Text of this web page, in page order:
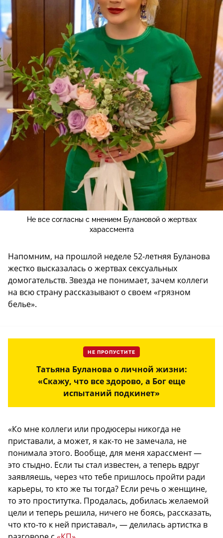
Не все согласны с мнением Булановой о жертвах
харассмента
Напомним, на прошлой неделе 52-летняя Буланова
жестко высказалась о жертвах сексуальных
домогательств. Звезда не понимает, зачем коллеги
на всю страну рассказывают о своем «грязном
белье».
НЕ ПРОПУСТИТЕ
Татьяна Буланова о личной жизни:
«Скажу, что все здорово, а Бог еще
испытаний подкинет»
«Ко мне коллеги или продюсеры никогда не
приставали, а может, я как-то не замечала, не
понимала этого. Вообще, для меня харассмент —
это стыдно. Если ты стал известен, а теперь вдруг
заявляешь, через что тебе пришлось пройти ради
карьеры, то кто же ты тогда? Если речь о женщине,
то это проститутка. Продалась, добилась желаемой
цели и теперь решила, ничего не боясь, рассказать,
что кто-то к ней приставал», — делилась артистка в